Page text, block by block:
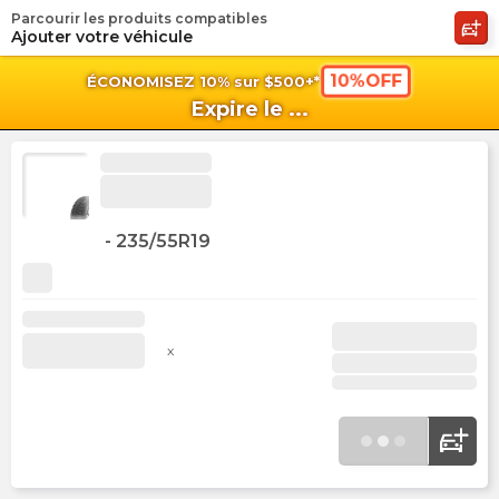
ÉCONOMISEZ 10% sur $500+* 10%OFF
Expire le ...
Parcourir les produits compatibles
Ajouter votre véhicule
- 235/55R19
x
shopping_cart